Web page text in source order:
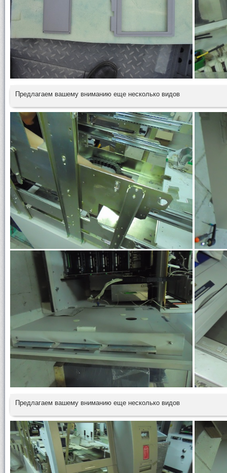
Предлагаем вашему вниманию еще несколько видов
Предлагаем вашему вниманию еще несколько видов